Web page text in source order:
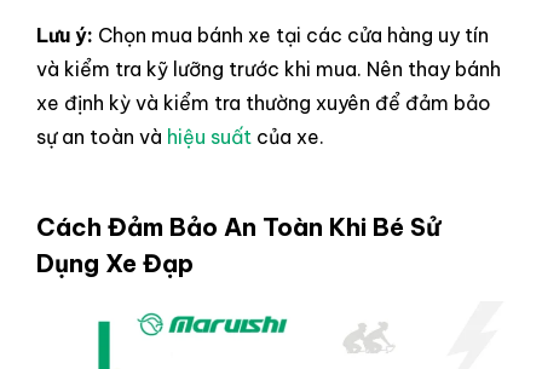
Lưu ý: Chọn mua bánh xe tại các cửa hàng uy tín
và kiểm tra kỹ lưỡng trước khi mua. Nên thay bánh
xe định kỳ và kiểm tra thường xuyên để đảm bảo
sự an toàn và hiệu suất của xe.
Cách Đảm Bảo An Toàn Khi Bé Sử
Dụng Xe Đạp